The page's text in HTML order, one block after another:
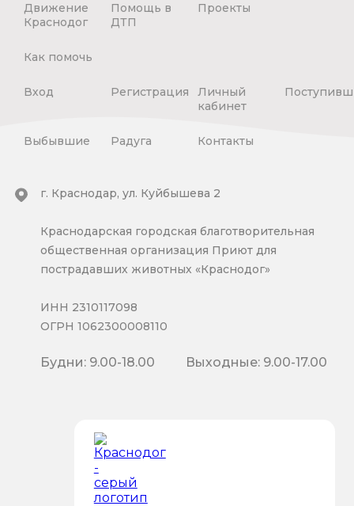
Движение
Краснодог
Помощь в
ДТП
Проекты
Как помочь
Вход Регистрация
Личный
кабинет
Выбывшие Радуга Контакты
г. Краснодар, ул. Куйбышева 2
Краснодарская городская благотворительная
общественная организация Приют для
пострадавших животных «Краснодог»
ИНН 2310117098
ОГРН 1062300008110
Будни: 9.00-18.00 Выходные: 9.00-17.00